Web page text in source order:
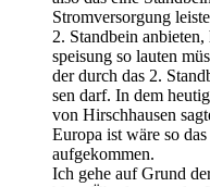
Strom­ver­sor­gung
2. Stand­bein
spei­sung so lau­ten
der durch das 2.
sen darf. In dem
von Hirsch­hau­sen
Euro­pa ist wäre so
aufgekommen.
Ich gehe auf Grund